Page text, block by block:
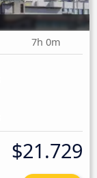
7h 0m
$21.729